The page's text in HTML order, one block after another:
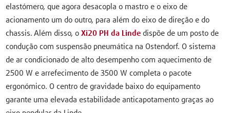
elastómero, que agora desacopla o mastro e o eixo de
acionamento um do outro, para além do eixo de direção e do
chassis. Além disso, oXi20 PH da Linde dispõe de um posto de
condução com suspensão pneumática na Ostendorf. O sistema
de ar condicionado de alto desempenho com aquecimento de
2500 W e arrefecimento de 3500 W completa o pacote
ergonómico. O centro de gravidade baixo do equipamento
garante uma elevada estabilidade anticapotamento graças ao